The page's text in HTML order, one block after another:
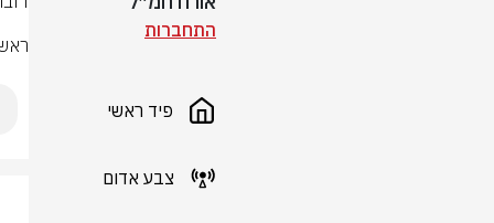
התחברות
פיד ראשי
צבע אדום